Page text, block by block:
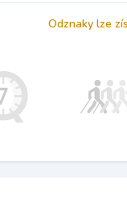
Odznaky lze